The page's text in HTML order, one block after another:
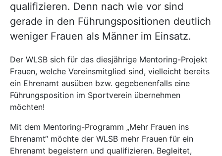
qualifizieren. Denn nach wie vor sind
gerade in den Führungspositionen deutlich
weniger Frauen als Männer im Einsatz.
Der WLSB sich für das diesjährige Mentoring-Projekt
Frauen, welche Vereinsmitglied sind, vielleicht bereits
ein Ehrenamt ausüben bzw. gegebenenfalls eine
Führungsposition im Sportverein übernehmen
möchten!
Mit dem Mentoring-Programm „Mehr Frauen ins
Ehrenamt“ möchte der WLSB mehr Frauen für ein
Ehrenamt begeistern und qualifizieren. Begleitet,